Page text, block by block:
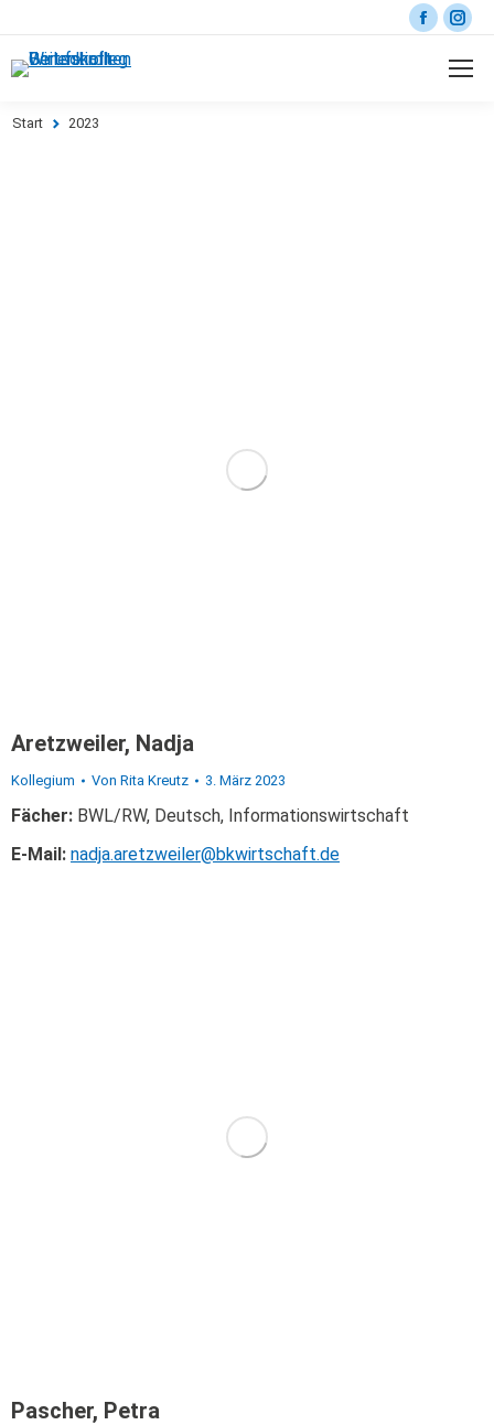
Sie befinden sich hier:
Start 2023
Aretzweiler, Nadja
Kollegium Von Rita Kreutz 3. März 2023
Fächer: BWL/RW, Deutsch, Informationswirtschaft
E-Mail: nadja.aretzweiler@bkwirtschaft.de
Pascher, Petra